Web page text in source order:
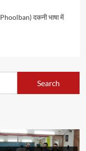
दकनी भाषा में